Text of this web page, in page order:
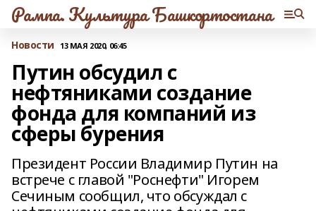
Рампа. Культура Башкортостана
Новости 13 МАЯ 2020, 06:45
Путин обсудил с
нефтяниками создание
фонда для компаний из
сферы бурения
Президент России Владимир Путин на
встрече с главой "Роснефти" Игорем
Сечиным сообщил, что обсуждал с